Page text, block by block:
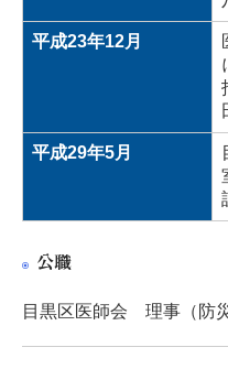
平成23年12月
平成29年5月
公職
目黒区医師会 理事（防